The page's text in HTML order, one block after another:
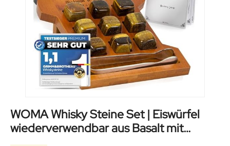
WOMA Whisky Steine Set | Eiswürfel
wiederverwendbar aus Basalt mit
Samtbeutel | hochwertiger Holzbox und